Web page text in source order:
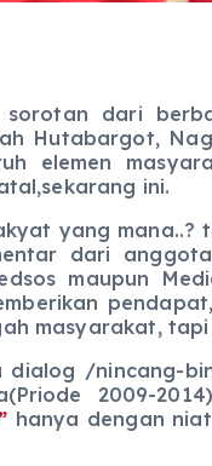
sorotan dari
Hutabargot,
elemen
ini.
mana..?
dari
maupun
masyarakat,
2009-
hanya dengan